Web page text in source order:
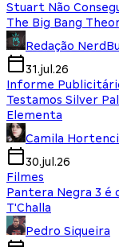
Stuart Não
The Big Bang
Redação
31.jul.26
Informe
Testamos Silver
Elementa
Camila
30.jul.26
Filmes
Pantera Negra 3 é
T'Challa
Pedro Siqueira